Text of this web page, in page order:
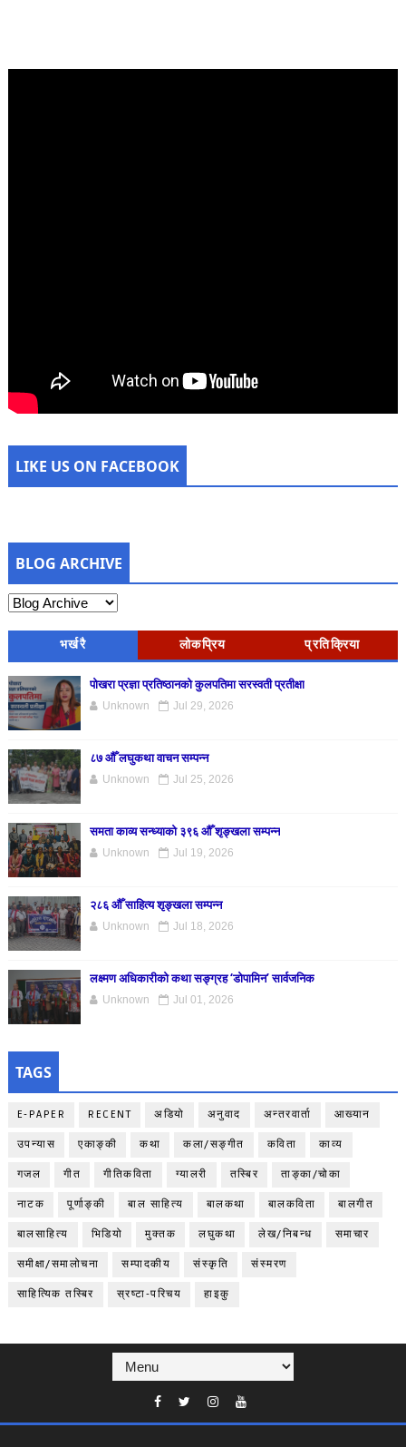
LIKE US ON FACEBOOK
BLOG ARCHIVE
भर्खरै लोकप्रिय प्रतिक्रिया
पोखरा प्रज्ञा प्रतिष्ठानको कुलपतिमा सरस्वती प्रतीक्षा
Unknown Jul 29, 2026
८७ औँ लघुकथा वाचन सम्पन्न
Unknown Jul 25, 2026
समता काव्य सन्ध्याको ३९६ औँ शृङ्खला सम्पन्न
Unknown Jul 19, 2026
२८६ औँ साहित्य शृङ्खला सम्पन्न
Unknown Jul 18, 2026
लक्ष्मण अधिकारीको कथा सङ्ग्रह ‘डोपामिन’ सार्वजनिक
Unknown Jul 01, 2026
TAGS
E-PAPER RECENT अडियो अनुवाद अन्तरवार्ता आख्यान
उपन्यास एकाङ्‍की कथा कला/सङ्गीत कविता काव्य
गजल गीत गीतिकविता ग्यालरी तस्बिर ताङ्‍का/चोका
नाटक पूर्णाङ्‍की बाल साहित्य बालकथा बालकविता बालगीत
बालसाहित्य भिडियो मुक्तक लघुकथा लेख/निबन्ध समाचार
समीक्षा/समालोचना सम्पादकीय संस्कृति संस्मरण
साहित्यिक तस्बिर स्रष्टा-परिचय हाइकु